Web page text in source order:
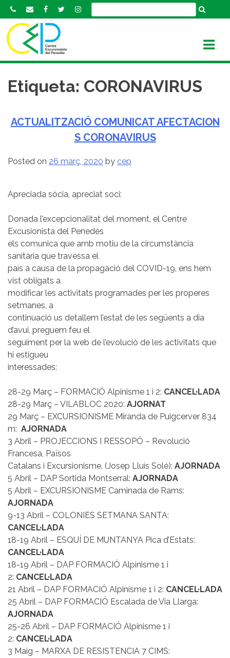
k
Etiqueta: CORONAVIRUS
ACTUALITZACIÓ COMUNICAT AFECTACION
S CORONAVIRUS
Posted on 26 març, 2020 by cep
Apreciada sòcia, apreciat soci:
Donada l’excepcionalitat del moment, el Centre
Excusionista del Penedès
els comunica que amb motiu de la circumstància
sanitària que travessa el
país a causa de la propagació del COVID-19, ens hem
vist obligats a
modificar les activitats programades per les properes
setmanes, a
continuació us detallem l’estat de les següents a dia
d’avui, preguem feu el
seguiment per la web de l’evolució de les activitats que
hi estigueu
interessades:
28-29 Març – FORMACIÓ Alpinisme 1 i 2: CANCEL·LADA
28-29 Març – VILABLOC 2020: AJORNAT
29 Març – EXCURSIONISME Miranda de Puigcerver 834
m: AJORNADA
3 Abril – PROJECCIONS I RESSOPÓ – Revolució
Francesa, Països
Catalans i Excursionisme. (Josep Lluís Solé): AJORNADA
5 Abril – DAP Sortida Montserral: AJORNADA
5 Abril – EXCURSIONISME Caminada de Rams:
AJORNADA
9-13 Abril – COLONIES SETMANA SANTA:
CANCEL·LADA
18-19 Abril – ESQUÍ DE MUNTANYA Pica d’Estats:
CANCEL·LADA
18-19 Abril – DAP FORMACIÓ Alpinisme 1 i
2: CANCEL·LADA
21 Abril – DAP FORMACIÓ Alpinisme 1 i 2: CANCEL·LADA
25 Abril – DAP FORMACIÓ Escalada de Via Llarga:
AJORNADA
25-26 Abril – DAP FORMACIÓ Alpinisme 1 i
2: CANCEL·LADA
3 Maig – MARXA DE RESISTENCIA 7 CIMS: